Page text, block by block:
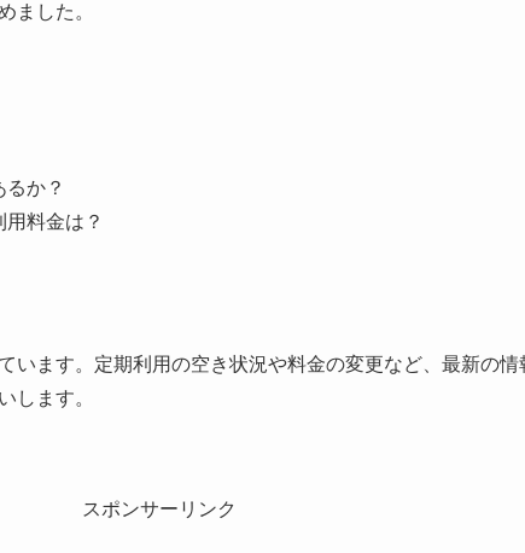
ました。
か？
料金は？
います。定期利用の空き状況や料金の変更など、最新の情
します。
スポンサーリンク